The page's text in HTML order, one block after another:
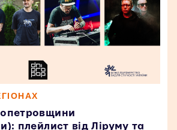
плейлист від Ліруму та